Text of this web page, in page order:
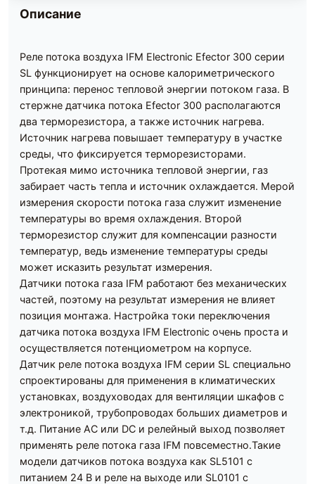
Описание
Реле потока воздуха IFM Electronic Efector 300 серии
SL функционирует на основе калориметрического
принципа: перенос тепловой энергии потоком газа. В
стержне датчика потока Efector 300 располагаются
два терморезистора, а также источник нагрева.
Источник нагрева повышает температуру в участке
среды, что фиксируется терморезисторами.
Протекая мимо источника тепловой энергии, газ
забирает часть тепла и источник охлаждается. Мерой
измерения скорости потока газа служит изменение
температуры во время охлаждения. Второй
терморезистор служит для компенсации разности
температур, ведь изменение температуры среды
может исказить результат измерения.
Датчики потока газа IFM работают без механических
частей, поэтому на результат измерения не влияет
позиция монтажа. Настройка токи переключения
датчика потока воздуха IFM Electronic очень проста и
осуществляется потенциометром на корпусе.
Датчик реле потока воздуха IFM серии SL специально
спроектированы для применения в климатических
установках, воздуховодах для вентиляции шкафов с
электроникой, трубопроводах больших диаметров и
т.д. Питание AC или DC и релейный выход позволяет
применять реле потока газа IFM повсеместно.Такие
модели датчиков потока воздуха как SL5101 с
питанием 24 В и реле на выходе или SL0101 с